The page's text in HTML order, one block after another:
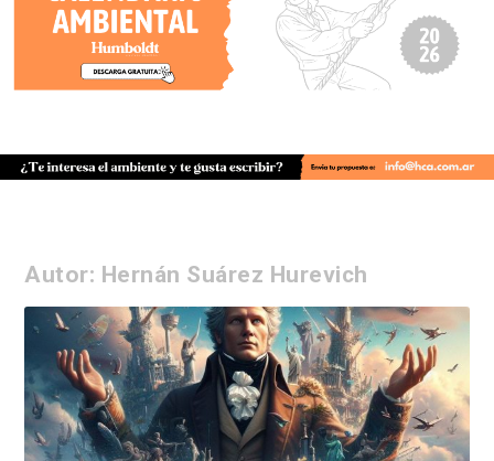
Autor: Hernán Suárez Hurevich